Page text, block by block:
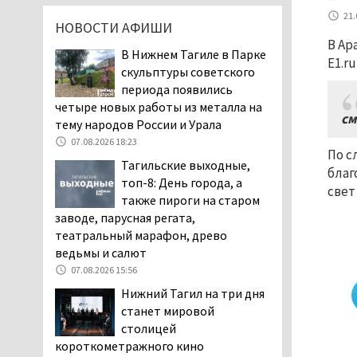
В
По
электросамокаты
06.08.2026 11:41
«Я уверен, это бельевая
вошь». Родители 10-
летней девочки
пожаловались на кровососущих
паразитов, которые искусали их
ребёнка в детской больнице
Нижнего Тагила
05.08.2026 17:59
Директора уральского
предприятия по
производству дронов
«Упырь» подорвали в автомобиле
под Екатеринбургом
05.08.2026 17:05
Эксперты назвали
причины массового мора
НОВОСТИ АФИШИ
В Нижнем Тагиле в Парке
скульптуры советского
периода появились
четыре новых работы из металла на
тему народов России и Урала
07.08.2026 18:23
Тагильские выходные,
топ-8: День города, а
также пироги на старом
заводе, парусная регата,
театральный марафон, древо
ведьмы и салют
07.08.2026 15:56
Нижний Тагил на три дня
станет мировой
столицей
короткометражного кино